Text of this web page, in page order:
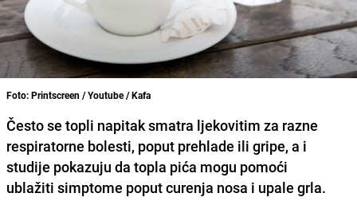
Foto: Printscreen / Youtube / Kafa
Često se topli napitak smatra ljekovitim za razne
respiratorne bolesti, poput prehlade ili gripe, a i
studije pokazuju da topla pića mogu pomoći
ublažiti simptome poput curenja nosa i upale grla.